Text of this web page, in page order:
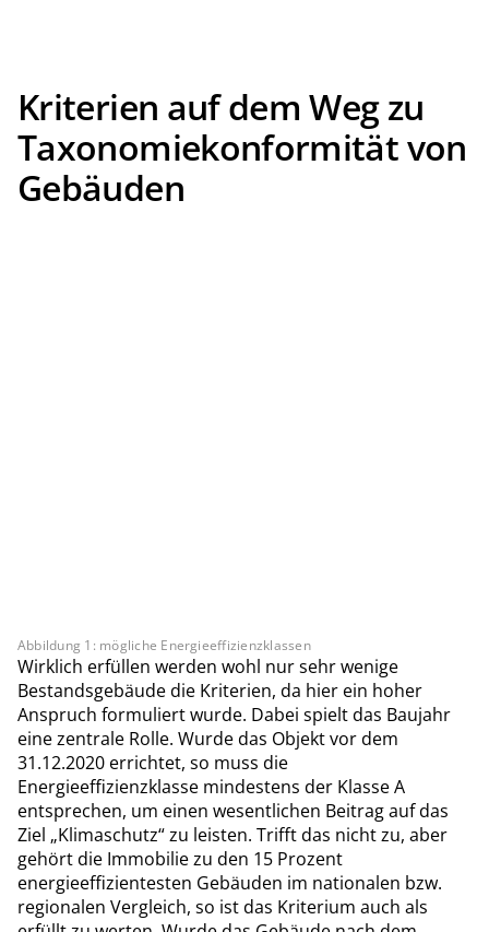
Kriterien auf dem Weg zu
Taxonomiekonformität von
Gebäuden
Abbildung 1: mögliche Energieeffizienzklassen
Wirklich erfüllen werden wohl nur sehr wenige
Bestandsgebäude die Kriterien, da hier ein hoher
Anspruch formuliert wurde. Dabei spielt das Baujahr
eine zentrale Rolle. Wurde das Objekt vor dem
31.12.2020 errichtet, so muss die
Energieeffizienzklasse mindestens der Klasse A
entsprechen, um einen wesentlichen Beitrag auf das
Ziel „Klimaschutz“ zu leisten. Trifft das nicht zu, aber
gehört die Immobilie zu den 15 Prozent
energieeffizientesten Gebäuden im nationalen bzw.
regionalen Vergleich, so ist das Kriterium auch als